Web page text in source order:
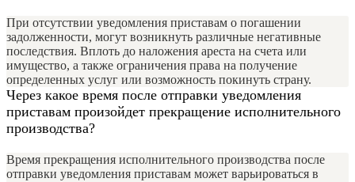
При отсутствии уведомления приставам о погашении
задолженности, могут возникнуть различные негативные
последствия. Вплоть до наложения ареста на счета или
имущество, а также ограничения права на получение
определенных услуг или возможность покинуть страну.
Через какое время после отправки уведомления
приставам произойдет прекращение исполнительного
производства?
Время прекращения исполнительного производства после
отправки уведомления приставам может варьироваться в